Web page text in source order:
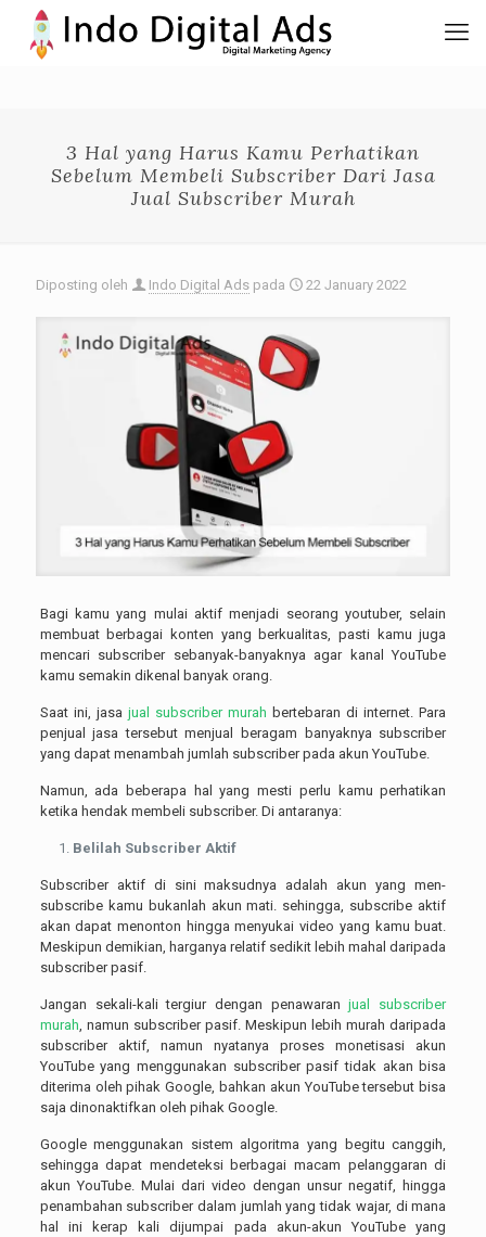
3 Hal yang Harus Kamu Perhatikan
Sebelum Membeli Subscriber Dari Jasa
Jual Subscriber Murah
Diposting oleh Indo Digital Ads pada 22 January 2022
Bagi kamu yang mulai aktif menjadi seorang youtuber, selain
membuat berbagai konten yang berkualitas, pasti kamu juga
mencari subscriber sebanyak-banyaknya agar kanal YouTube
kamu semakin dikenal banyak orang.
Saat ini, jasa jual subscriber murah bertebaran di internet. Para
penjual jasa tersebut menjual beragam banyaknya subscriber
yang dapat menambah jumlah subscriber pada akun YouTube.
Namun, ada beberapa hal yang mesti perlu kamu perhatikan
ketika hendak membeli subscriber. Di antaranya:
Belilah Subscriber Aktif
Subscriber aktif di sini maksudnya adalah akun yang men-
subscribe kamu bukanlah akun mati. sehingga, subscribe aktif
akan dapat menonton hingga menyukai video yang kamu buat.
Meskipun demikian, harganya relatif sedikit lebih mahal daripada
subscriber pasif.
Jangan sekali-kali tergiur dengan penawaranjual subscriber
murah , namun subscriber pasif. Meskipun lebih murah daripada
subscriber aktif, namun nyatanya proses monetisasi akun
YouTube yang menggunakan subscriber pasif tidak akan bisa
diterima oleh pihak Google, bahkan akun YouTube tersebut bisa
saja dinonaktifkan oleh pihak Google.
Google menggunakan sistem algoritma yang begitu canggih,
sehingga dapat mendeteksi berbagai macam pelanggaran di
akun YouTube. Mulai dari video dengan unsur negatif, hingga
penambahan subscriber dalam jumlah yang tidak wajar, di mana
hal ini kerap kali dijumpai pada akun-akun YouTube yang